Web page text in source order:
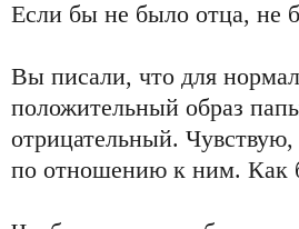
Если бы не было отца, не
Вы писали, что для
положительный образ
отрицательный.
по отношению к ним. Как